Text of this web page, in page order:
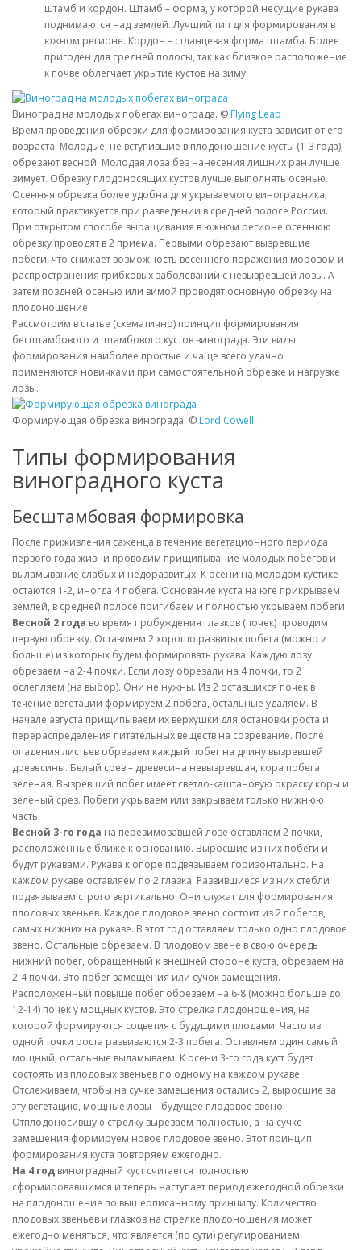
штамб и кордон. Штамб – форма, у которой несущие рукава
поднимаются над землей. Лучший тип для формирования в
южном регионе. Кордон – стланцевая форма штамба. Более
пригоден для средней полосы, так как близкое расположение
к почве облегчает укрытие кустов на зиму.
Виноград на молодых побегах винограда. © Flying Leap
Время проведения обрезки для формирования куста зависит от его
возраста. Молодые, не вступившие в плодоношение кусты (1-3 года),
обрезают весной. Молодая лоза без нанесения лишних ран лучше
зимует. Обрезку плодоносящих кустов лучше выполнять осенью.
Осенняя обрезка более удобна для укрываемого виноградника,
который практикуется при разведении в средней полосе России.
При открытом способе выращивания в южном регионе осеннюю
обрезку проводят в 2 приема. Первыми обрезают вызревшие
побеги, что снижает возможность весеннего поражения морозом и
распространения грибковых заболеваний с невызревшей лозы. А
затем поздней осенью или зимой проводят основную обрезку на
плодоношение.
Рассмотрим в статье (схематично) принцип формирования
бесштамбового и штамбового кустов винограда. Эти виды
формирования наиболее простые и чаще всего удачно
применяются новичками при самостоятельной обрезке и нагрузке
лозы.
Формирующая обрезка винограда. © Lord Cowell
Типы формирования
виноградного куста
Бесштамбовая формировка
После приживления саженца в течение вегетационного периода
первого года жизни проводим прищипывание молодых побегов и
выламывание слабых и недоразвитых. К осени на молодом кустике
остаются 1-2, иногда 4 побега. Основание куста на юге прикрываем
землей, в средней полосе пригибаем и полностью укрываем побеги.
Весной 2 года во время пробуждения глазков (почек) проводим
первую обрезку. Оставляем 2 хорошо развитых побега (можно и
больше) из которых будем формировать рукава. Каждую лозу
обрезаем на 2-4 почки. Если лозу обрезали на 4 почки, то 2
ослепляем (на выбор). Они не нужны. Из 2 оставшихся почек в
течение вегетации формируем 2 побега, остальные удаляем. В
начале августа прищипываем их верхушки для остановки роста и
перераспределения питательных веществ на созревание. После
опадения листьев обрезаем каждый побег на длину вызревшей
древесины. Белый срез – древесина невызревшая, кора побега
зеленая. Вызревший побег имеет светло-каштановую окраску коры и
зеленый срез. Побеги укрываем или закрываем только нижнюю
часть.
Весной 3-го года на перезимовавшей лозе оставляем 2 почки,
расположенные ближе к основанию. Выросшие из них побеги и
будут рукавами. Рукава к опоре подвязываем горизонтально. На
каждом рукаве оставляем по 2 глазка. Развившиеся из них стебли
подвязываем строго вертикально. Они служат для формирования
плодовых звеньев. Каждое плодовое звено состоит из 2 побегов,
самых нижних на рукаве. В этот год оставляем только одно плодовое
звено. Остальные обрезаем. В плодовом звене в свою очередь
нижний побег, обращенный к внешней стороне куста, обрезаем на
2-4 почки. Это побег замещения или сучок замещения.
Расположенный повыше побег обрезаем на 6-8 (можно больше до
12-14) почек у мощных кустов. Это стрелка плодоношения, на
которой формируются соцветия с будущими плодами. Часто из
одной точки роста развиваются 2-3 побега. Оставляем один самый
мощный, остальные выламываем. К осени 3-го года куст будет
состоять из плодовых звеньев по одному на каждом рукаве.
Отслеживаем, чтобы на сучке замещения остались 2, выросшие за
эту вегетацию, мощные лозы – будущее плодовое звено.
Отплодоносившую стрелку вырезаем полностью, а на сучке
замещения формируем новое плодовое звено. Этот принцип
формирования куста повторяем ежегодно.
На 4 год виноградный куст считается полностью
сформировавшимся и теперь наступает период ежегодной обрезки
на плодоношение по вышеописанному принципу. Количество
плодовых звеньев и глазков на стрелке плодоношения может
ежегодно меняться, что является (по сути) регулированием